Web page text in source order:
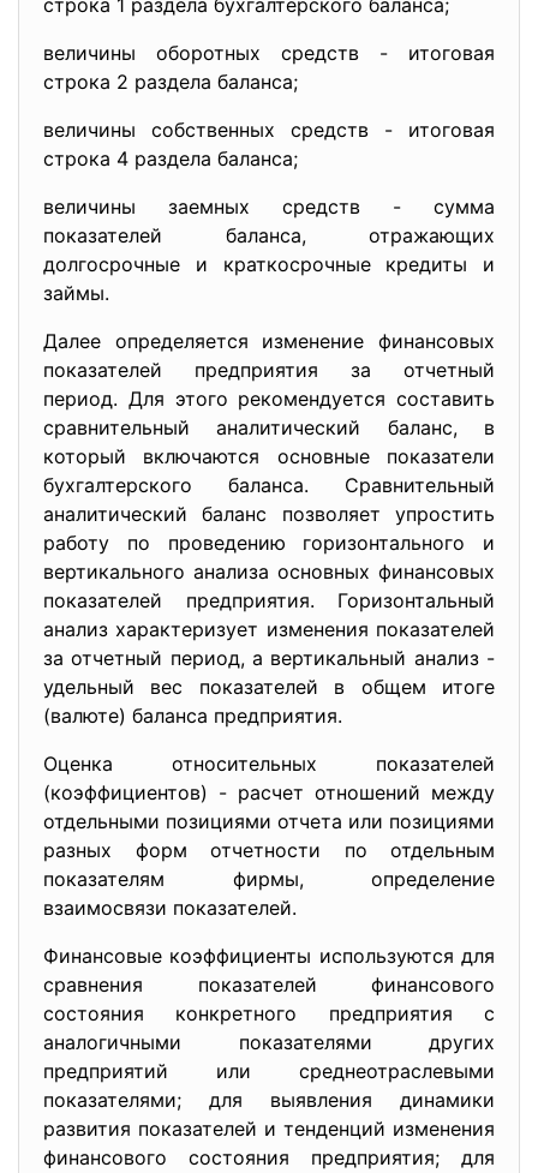
строка 1 раздела бухгалтерского баланса;
величины оборотных средств - итоговая
строка 2 раздела баланса;
величины собственных средств - итоговая
строка 4 раздела баланса;
величины заемных средств - сумма
показателей баланса, отражающих
долгосрочные и краткосрочные кредиты и
займы.
Далее определяется изменение финансовых
показателей предприятия за отчетный
период. Для этого рекомендуется составить
сравнительный аналитический баланс, в
который включаются основные показатели
бухгалтерского баланса. Сравнительный
аналитический баланс позволяет упростить
работу по проведению горизонтального и
вертикального анализа основных финансовых
показателей предприятия. Горизонтальный
анализ характеризует изменения показателей
за отчетный период, а вертикальный анализ -
удельный вес показателей в общем итоге
(валюте) баланса предприятия.
Оценка относительных показателей
(коэффициентов) - расчет отношений между
отдельными позициями отчета или позициями
разных форм отчетности по отдельным
показателям фирмы, определение
взаимосвязи показателей.
Финансовые коэффициенты используются для
сравнения показателей финансового
состояния конкретного предприятия с
аналогичными показателями других
предприятий или среднеотраслевыми
показателями; для выявления динамики
развития показателей и тенденций изменения
финансового состояния предприятия; для